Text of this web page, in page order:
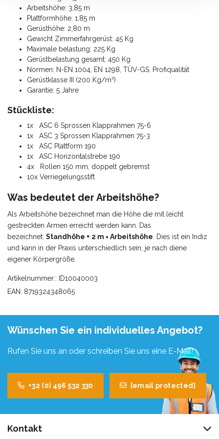
Arbeitshöhe: 3,85 m
Plattformhöhe: 1,85 m
Gerüsthöhe: 2,80 m
Gewicht Zimmerfahrgerüst: 45 Kg
Maximale belastung: 225 Kg
Gerüstbelastung gesamt: 450 Kg
Normen: N-EN 1004, EN 1298, TÜV-GS, Profiqualität
Gerüstklasse III (200 Kg/m²)
Garantie: 5 Jahre
Stückliste:
1x ASC 6 Sprossen Klapprahmen 75-6
1x ASC 3 Sprossen Klapprahmen 75-3
1x ASC Plattform 190
1x ASC Horizontalstrebe 190
4x Rollen 150 mm, doppelt gebremst
10x Verriegelungsstift
Was bedeutet der Arbeitshöhe?
Als Arbeitshöhe bezeichnet man die Höhe die mit leicht
gestreckten Armen erreicht werden kann. Das
bezeichnet: Standhöhe + 2 m = Arbeitshöhe . Dies ist ein Indiz
und kann in der Praxis unterschiedlich sein, je nach diene
eigener Körpergröße.
Artikelnummer:: ID10040003
EAN: 8719324348065
Wünschen Sie ein individuelles Angebot?
Rufen Sie uns an oder schreiben Sie uns eine E-Mail!
+32 (0) 496 532 330 [email protected]
Kontakt